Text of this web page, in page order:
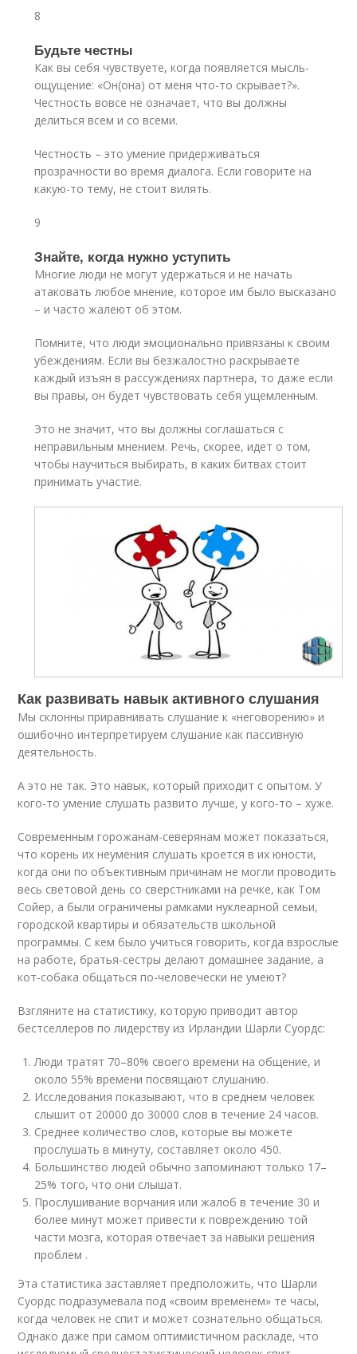
8
Будьте честны
Как вы себя чувствуете, когда появляется мысль-
ощущение: «Он(она) от меня что-то скрывает?».
Честность вовсе не означает, что вы должны
делиться всем и со всеми.
Честность – это умение придерживаться
прозрачности во время диалога. Если говорите на
какую-то тему, не стоит вилять.
9
Знайте, когда нужно уступить
Многие люди не могут удержаться и не начать
атаковать любое мнение, которое им было высказано
– и часто жалеют об этом.
Помните, что люди эмоционально привязаны к своим
убеждениям. Если вы безжалостно раскрываете
каждый изъян в рассуждениях партнера, то даже если
вы правы, он будет чувствовать себя ущемленным.
Это не значит, что вы должны соглашаться с
неправильным мнением. Речь, скорее, идет о том,
чтобы научиться выбирать, в каких битвах стоит
принимать участие.
Как развивать навык активного слушания
Мы склонны приравнивать слушание к «неговорению» и
ошибочно интерпретируем слушание как пассивную
деятельность.
А это не так. Это навык, который приходит с опытом. У
кого-то умение слушать развито лучше, у кого-то – хуже.
Современным горожанам-северянам может показаться,
что корень их неумения слушать кроется в их юности,
когда они по объективным причинам не могли проводить
весь световой день со сверстниками на речке, как Том
Сойер, а были ограничены рамками нуклеарной семьи,
городской квартиры и обязательств школьной
программы. С кем было учиться говорить, когда взрослые
на работе, братья-сестры делают домашнее задание, а
кот-собака общаться по-человечески не умеют?
Взгляните на статистику, которую приводит автор
бестселлеров по лидерству из Ирландии Шарли Суордс:
Люди тратят 70–80% своего времени на общение, и
около 55% времени посвящают слушанию.
Исследования показывают, что в среднем человек
слышит от 20000 до 30000 слов в течение 24 часов.
Среднее количество слов, которые вы можете
прослушать в минуту, составляет около 450.
Большинство людей обычно запоминают только 17–
25% того, что они слышат.
Прослушивание ворчания или жалоб в течение 30 и
более минут может привести к повреждению той
части мозга, которая отвечает за навыки решения
проблем .
Эта статистика заставляет предположить, что Шарли
Суордс подразумевала под «своим временем» те часы,
когда человек не спит и может сознательно общаться.
Однако даже при самом оптимистичном раскладе, что